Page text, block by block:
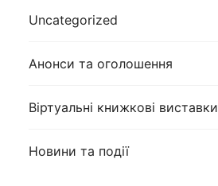
Uncategorized
Анонси та оголошення
Віртуальні книжкові виставки
Новини та події